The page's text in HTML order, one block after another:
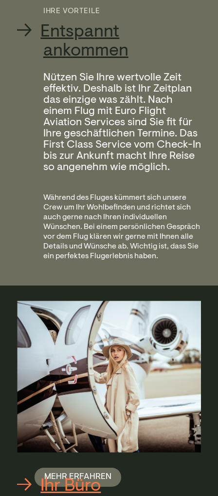
Reisen ohne
Wartezeiten
Keine kostbare Zeit
verlieren!
MEHR ERFAHREN
IHRE VORTEILE
Entspannt
ankommen
Nützen Sie Ihre wertvolle Zeit
effektiv. Deshalb ist Ihr Zeitplan
das einzige was zählt. Nach
einem Flug mit Euro Flight
Aviation Services sind Sie fit für
Ihre geschäftlichen Termine. Das
First Class Service vom Check-In
bis zur Ankunft macht Ihre Reise
so angenehm wie möglich.
Während des Fluges kümmert sich unsere
Crew um Ihr Wohlbefinden und richtet sich
auch gerne nach Ihren individuellen
Wünschen. Bei einem persönlichen Gespräch
vor dem Flug klären wir gerne mit Ihnen alle
Details und Wünsche ab. Wichtig ist, dass Sie
ein perfektes Flugerlebnis haben.
Ihr Büro